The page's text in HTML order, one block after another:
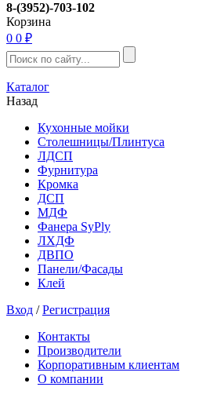
8-(3952)-703-102
Корзина
0 0 ₽
Каталог
Назад
Кухонные мойки
Столешницы/Плинтуса
ЛДСП
Фурнитура
Кромка
ДСП
МДФ
Фанера SyPly
ЛХДФ
ДВПО
Панели/Фасады
Клей
Вход /Регистрация
Контакты
Производители
Корпоративным клиентам
О компании